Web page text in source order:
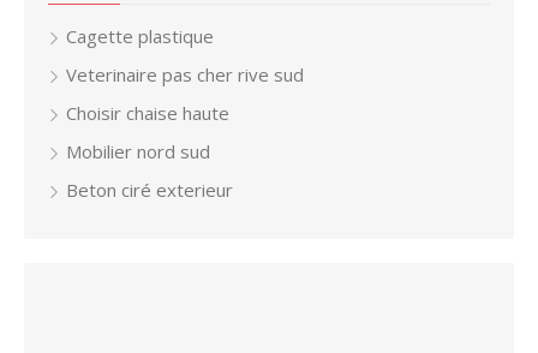
Cagette plastique
Veterinaire pas cher rive sud
Choisir chaise haute
Mobilier nord sud
Beton ciré exterieur